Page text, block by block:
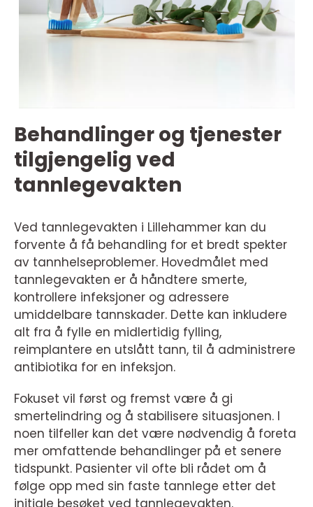
Behandlinger og tjenester
tilgjengelig ved
tannlegevakten
Ved tannlegevakten i Lillehammer kan du
forvente å få behandling for et bredt spekter
av tannhelseproblemer. Hovedmålet med
tannlegevakten er å håndtere smerte,
kontrollere infeksjoner og adressere
umiddelbare tannskader. Dette kan inkludere
alt fra å fylle en midlertidig fylling,
reimplantere en utslått tann, til å administrere
antibiotika for en infeksjon.
Fokuset vil først og fremst være å gi
smertelindring og å stabilisere situasjonen. I
noen tilfeller kan det være nødvendig å foreta
mer omfattende behandlinger på et senere
tidspunkt. Pasienter vil ofte bli rådet om å
følge opp med sin faste tannlege etter det
initiale besøket ved tannlegevakten.